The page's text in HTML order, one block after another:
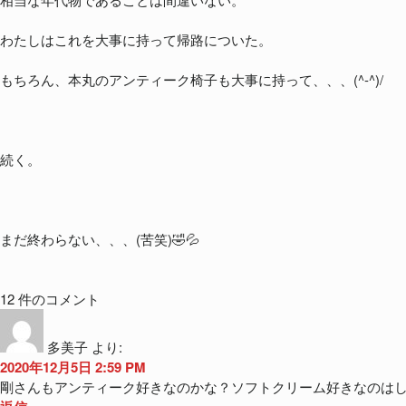
わたしはこれを大事に持って帰路についた。
もちろん、本丸のアンティーク椅子も大事に持って、、、(^-^)/
続く。
まだ終わらない、、、(苦笑)🤣💦
12 件のコメント
多美子 より:
2020年12月5日 2:59 PM
剛さんもアンティーク好きなのかな？ソフトクリーム好きなのは